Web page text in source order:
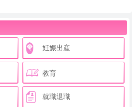
妊娠出産
教育
就職退職